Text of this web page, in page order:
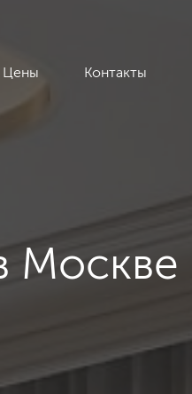
Цены Контакты
Москве